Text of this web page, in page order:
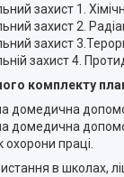
захист 1.
захист 2.
захист
захист 4.
комплекту
домедична
домедична
праці.
в школах,